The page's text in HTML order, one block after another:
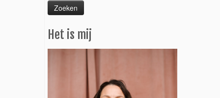
Het is mij